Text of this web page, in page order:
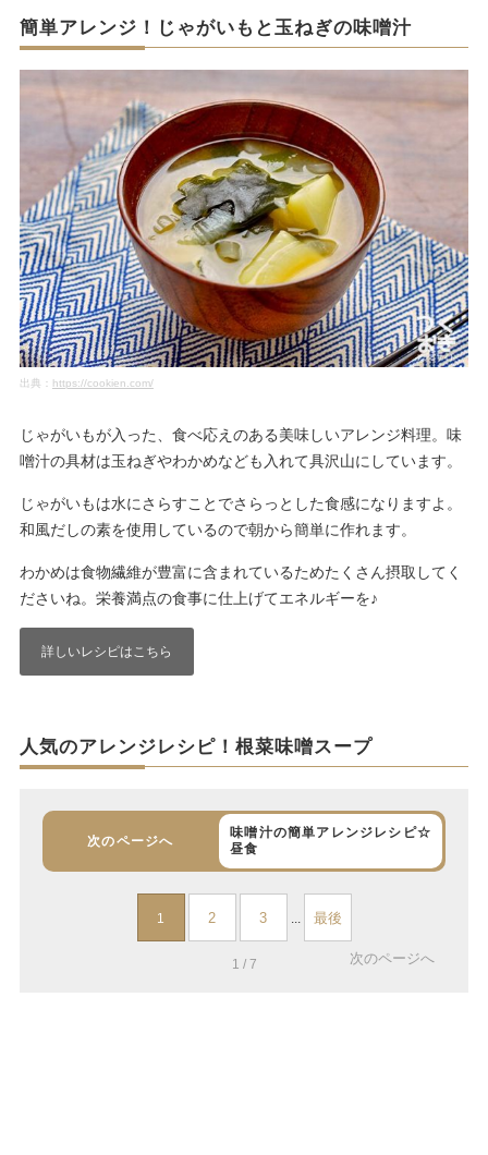
簡単アレンジ！じゃがいもと玉ねぎの味噌汁
出典： https://cookien.com/
じゃがいもが入った、食べ応えのある美味しいアレンジ料理。味
噌汁の具材は玉ねぎやわかめなども入れて具沢山にしています。
じゃがいもは水にさらすことでさらっとした食感になりますよ。
和風だしの素を使用しているので朝から簡単に作れます。
わかめは食物繊維が豊富に含まれているためたくさん摂取してく
ださいね。栄養満点の食事に仕上げてエネルギーを♪
詳しいレシピはこちら
人気のアレンジレシピ！根菜味噌スープ
次のページへ
味噌汁の簡単アレンジレシピ☆
昼食
1 2 3 ... 最後
1 / 7 次のページへ